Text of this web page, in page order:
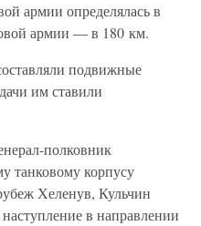
армии определялась в
армии — в 180 км.
подвижные
им ставили
полковник
танковому корпусу
Хеленув, Кульчин
в направлении